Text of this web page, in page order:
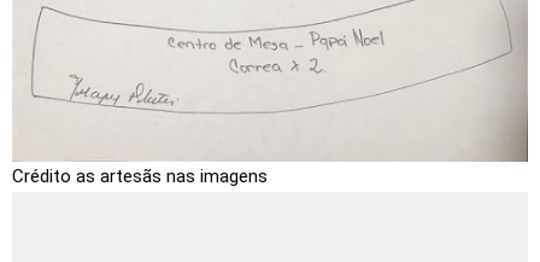
Crédito as artesãs nas imagens